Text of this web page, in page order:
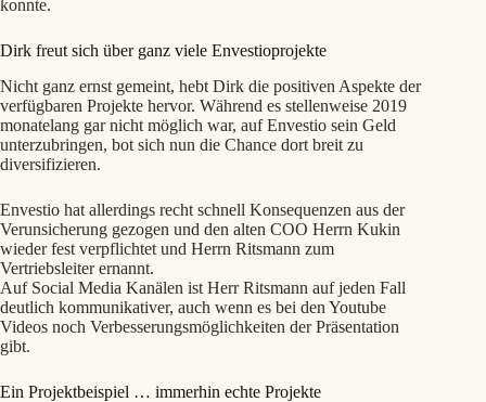
konnte.
Dirk freut sich über ganz viele Envestioprojekte
Nicht ganz ernst gemeint, hebt Dirk die positiven Aspekte der
verfügbaren Projekte hervor. Während es stellenweise 2019
monatelang gar nicht möglich war, auf Envestio sein Geld
unterzubringen, bot sich nun die Chance dort breit zu
diversifizieren.
Envestio hat allerdings recht schnell Konsequenzen aus der
Verunsicherung gezogen und den alten COO Herrn Kukin
wieder fest verpflichtet und Herrn Ritsmann zum
Vertriebsleiter ernannt.
Auf Social Media Kanälen ist Herr Ritsmann auf jeden Fall
deutlich kommunikativer, auch wenn es bei den Youtube
Videos noch Verbesserungsmöglichkeiten der Präsentation
gibt.
Ein Projektbeispiel … immerhin echte Projekte